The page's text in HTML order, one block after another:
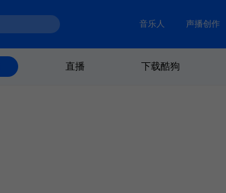
音乐人 声播创作
直播 下载酷狗